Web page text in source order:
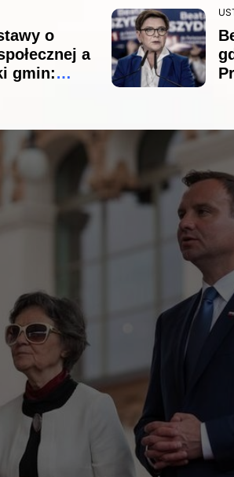
o
a
gmin:
fakty
Dudzie
08-05
polskiej nauki i kultury. Moi
Duda, znani są nie tylko w
ale…